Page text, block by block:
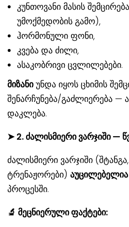
კუნთოვანი მასის
უმოქმედობის გამო),
ჰორმონული ფონი,
კვება და ძილი,
ასაკობრივი ცვლილებები.
მიზანიუნდა იყოს ცხიმის
შენარჩუნება/გაძლიერება
დაკლება.
➤ 2. ძალისმიერი ვარჯიში —
ძალისმიერი ვარჯიში
ტრენაჟორები) აუცილებელია
პროცესში.
🔬 მეცნიერული ფაქტები: